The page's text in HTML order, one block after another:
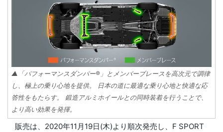
▲「パフォーマンスダンパー®」とメンバーブレースを高次元で調律
し、極上の乗り心地を提供。 日本の道に最適な乗り心地と快適な応
答性をもたらす。 鍛造アルミホイールとの同時装着を行うことで、
より高い効果を発揮。
販売は、2020年11月19日(木)より順次発売し、F SPORT